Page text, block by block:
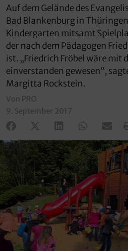
Auf dem Gelände des
Bad Blankenburg in
Kindergarten mitsamt
der nach dem Pädagogen
ist. „Friedrich Fröbel wäre mit
einverstanden gewesen“,
Margitta Rockstein.
Von PRO
9. September 2017